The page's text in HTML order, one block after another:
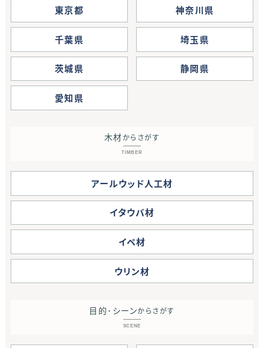
東京都 神奈川県
千葉県 埼玉県
茨城県 静岡県
愛知県
木材からさがす
TIMBER
アールウッド人工材
イタウバ材
イペ材
ウリン材
目的･シーンからさがす
SCENE